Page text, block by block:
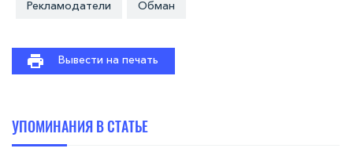
Рекламодатели Обман
Вывести на печать
УПОМИНАНИЯ В СТАТЬЕ